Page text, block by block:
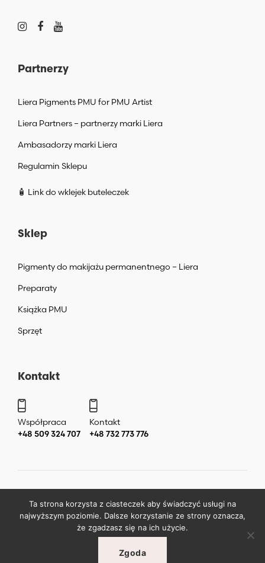
Partnerzy
Liera Pigments PMU for PMU Artist
Liera Partners – partnerzy marki Liera
Ambasadorzy marki Liera
Regulamin Sklepu
🧴 Link do wklejek buteleczek
Sklep
Pigmenty do makijażu permanentnego – Liera
Preparaty
Książka PMU
Sprzęt
Kontakt
Współpraca
+48 509 324 707
Kontakt
+48 732 773 776
permanentny Warszawa
Ta strona korzysta z ciasteczek aby świadczyć usługi na
najwyższym poziomie. Dalsze korzystanie ze strony oznacza,
że zgadzasz się na ich użycie.
Zgoda